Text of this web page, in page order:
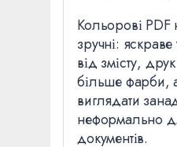
Кольорові
зручні:
від змісту,
більше фарби,
виглядати
неформально
документів.